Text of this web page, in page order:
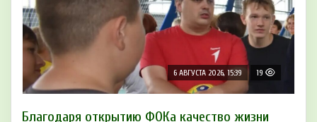
6 АВГУСТА 2026, 15:39 19
Благодаря открытию ФОКа качество жизни